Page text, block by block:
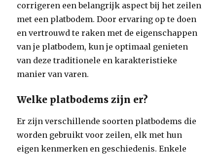
corrigeren een belangrijk aspect bij het zeilen
met een platbodem. Door ervaring op te doen
en vertrouwd te raken met de eigenschappen
van je platbodem, kun je optimaal genieten
van deze traditionele en karakteristieke
manier van varen.
Welke platbodems zijn er?
Er zijn verschillende soorten platbodems die
worden gebruikt voor zeilen, elk met hun
eigen kenmerken en geschiedenis. Enkele